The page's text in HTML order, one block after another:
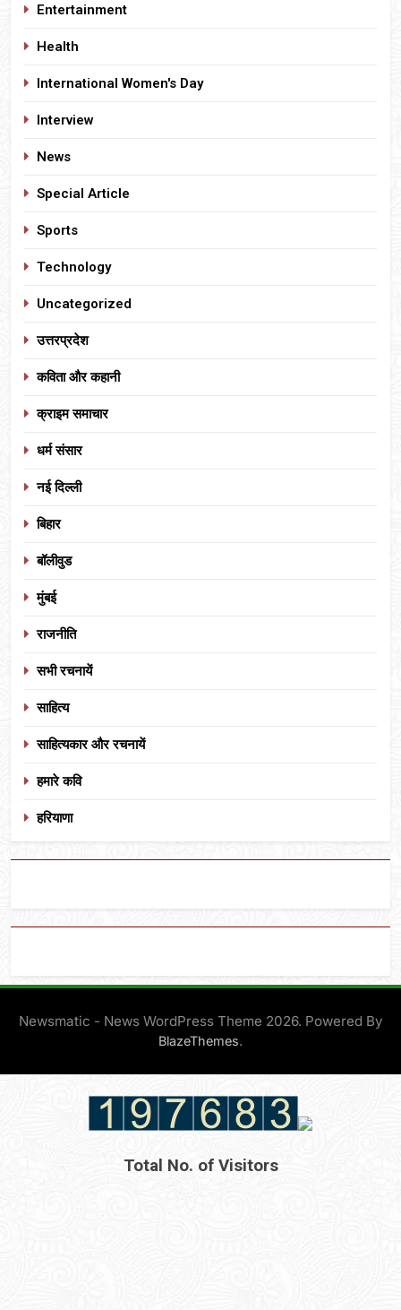
Entertainment
Health
International Women's Day
Interview
News
Special Article
Sports
Technology
Uncategorized
उत्तरप्रदेश
कविता और कहानी
क्राइम समाचार
धर्म संसार
नई दिल्ली
बिहार
बॉलीवुड
मुंबई
राजनीति
सभी रचनायें
साहित्य
साहित्यकार और रचनायें
हमारे कवि
हरियाणा
Newsmatic - News WordPress Theme 2026. Powered By
BlazeThemes.
Total No. of Visitors